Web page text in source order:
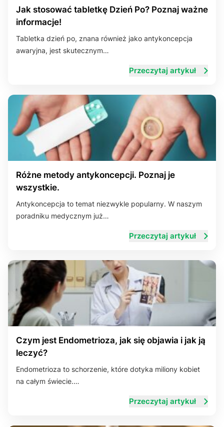
Jak stosować tabletkę Dzień Po? Poznaj ważne
informacje!
Tabletka dzień po, znana również jako antykoncepcja
awaryjna, jest skutecznym…
Przeczytaj artykuł
Różne metody antykoncepcji. Poznaj je
wszystkie.
Antykoncepcja to temat niezwykle popularny. W naszym
poradniku medycznym już…
Przeczytaj artykuł
Czym jest Endometrioza, jak się objawia i jak ją
leczyć?
Endometrioza to schorzenie, które dotyka miliony kobiet
na całym świecie.…
Przeczytaj artykuł